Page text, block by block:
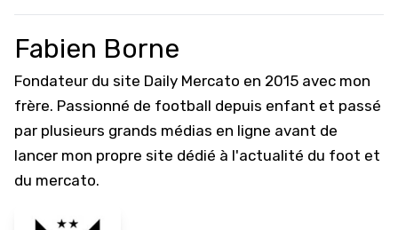
Fabien Borne
Fondateur du site Daily Mercato en 2015 avec mon
frère. Passionné de football depuis enfant et passé
par plusieurs grands médias en ligne avant de
lancer mon propre site dédié à l'actualité du foot et
du mercato.